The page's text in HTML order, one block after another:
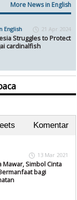
More News in English
English 21 Apr 2024
Struggles to Protect
cardinalfish
Komentar
13 Mar 2021
Mawar, Simbol Cinta
bagi